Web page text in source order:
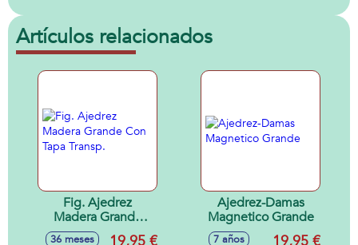
Artículos relacionados
Fig. Ajedrez
Madera Grande
Con Tapa Transp.
36 meses
Ajedrez-Damas
Magnetico Grande
7 años